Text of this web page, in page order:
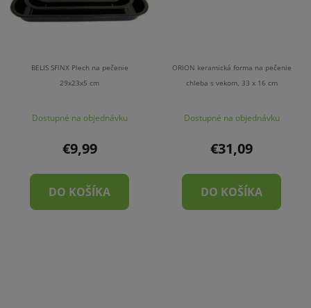
BELIS SFINX Plech na pečenie
29x23x5 cm
Dostupné na objednávku
€9,99
DO KOŠÍKA
ORION keramická forma na pečenie
chleba s vekom, 33 x 16 cm
Dostupné na objednávku
€31,09
DO KOŠÍKA